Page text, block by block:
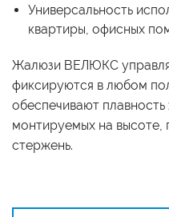
Универсальность
квартиры, офисных
Жалюзи ВЕЛЮКС
фиксируются в любом
обеспечивают
монтируемых на высоте,
стержень.